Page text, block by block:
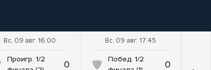
Вс, 09 авг. 16:00
Проигр. 1/2
0
Вс, 09 авг. 17:45
Побед. 1/2
0